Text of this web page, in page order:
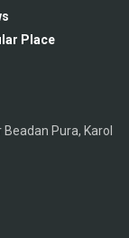
Place
Pura, Karol